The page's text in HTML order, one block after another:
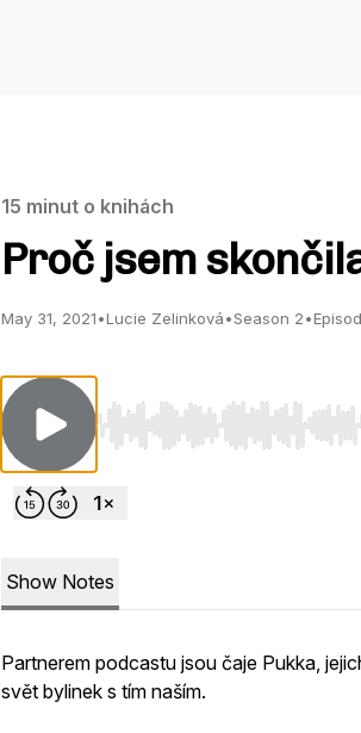
15 minut o knihách
Proč jsem
May 31, 2021•Lucie Zelinková•Season 2•
Use Left/Right to seek,
Show Notes
Partnerem podcastu jsou čaje Pukka,
svět bylinek s tím naším.